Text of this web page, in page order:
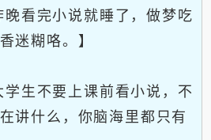
看完小说就睡了，做梦吃
迷糊咯。】
生不要上课前看小说，不
讲什么，你脑海里都只有